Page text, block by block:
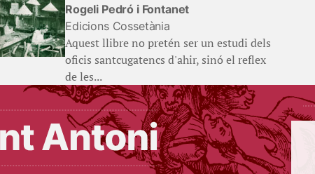
Rogeli Pedró i Fontanet
Edicions Cossetània
Aquest llibre no pretén ser un estudi dels
oficis santcugatencs d'ahir, sinó el reflex
de les...